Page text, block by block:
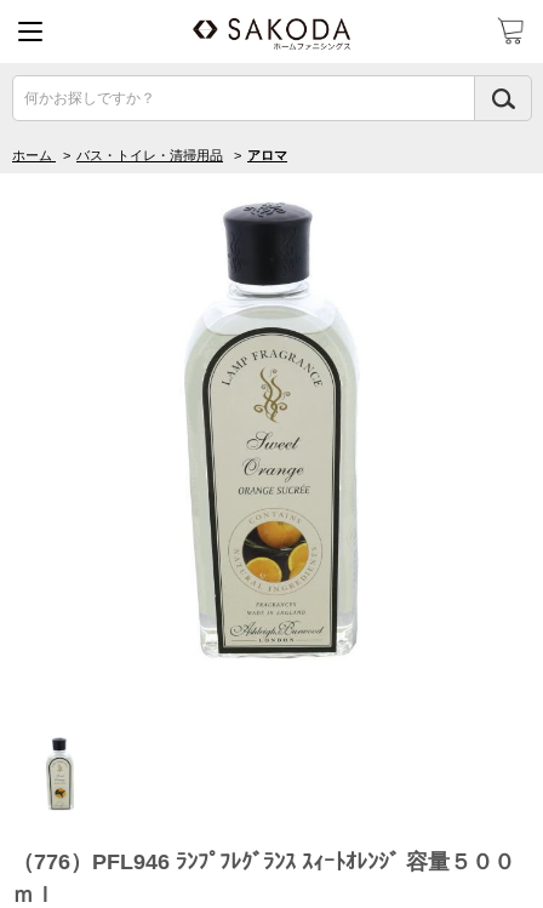
何かお探しですか？
ホーム > バス・トイレ・清掃用品 > アロマ
（776）PFL946 ﾗﾝﾌﾟﾌﾚｸﾞﾗﾝｽ ｽｨｰﾄｵﾚﾝｼﾞ 容量５００
ｍｌ